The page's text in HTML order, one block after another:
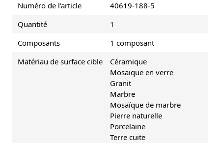
Numéro de l'article
40619-188-5
Quantité
1
Composants
1 composant
Matériau de surface cible
Céramique
Mosaïque en verre
Granit
Marbre
Mosaïque de marbre
Pierre naturelle
Porcelaine
Terre cuite